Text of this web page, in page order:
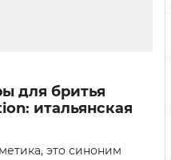
для бритья
итальянская
это синоним